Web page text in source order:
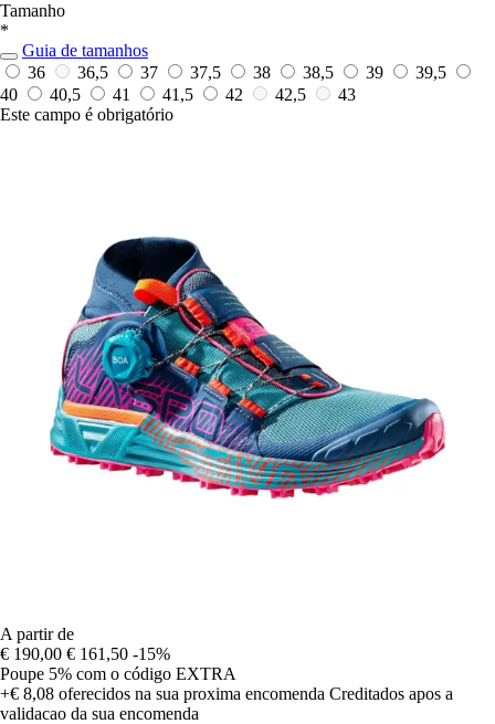
Tamanho
*
Guia de tamanhos
36
36,5 37 37,5 38 38,5 39
39,5
40
40,5 41 41,5 42 42,5
43
Este campo é obrigatório
A partir de
€ 190,00 € 161,50 -15%
Poupe 5% com o código EXTRA
+€ 8,08 oferecidos na sua proxima encomenda Creditados apos a
validacao da sua encomenda